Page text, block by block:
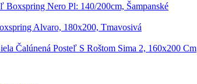
Boxspring Nero Pl: 140/200cm, Šampanské
Alvaro, 180x200, Tmavosivá
Čalúnená Posteľ S Roštom Sima 2, 160x200 Cm